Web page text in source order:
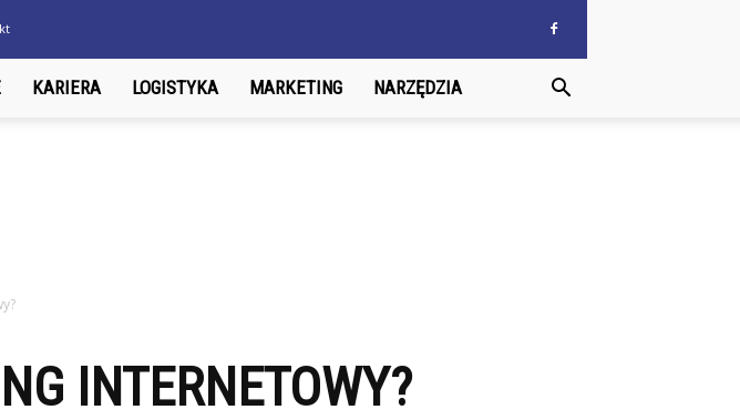
KARIERA LOGISTYKA MARKETING NARZĘDZIA
INTERNETOWY?